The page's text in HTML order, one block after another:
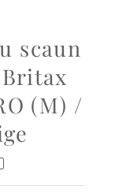
scaun
(M) /